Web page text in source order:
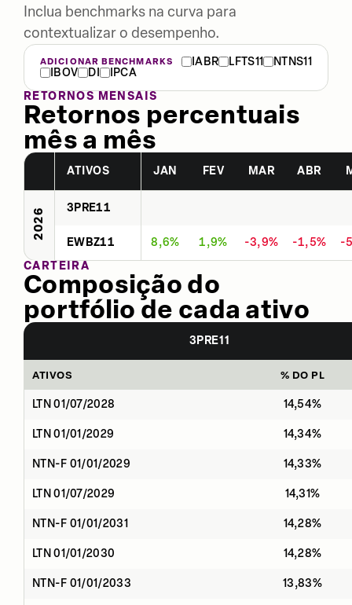
Inclua benchmarks na curva para
contextualizar o desempenho.
ADICIONAR BENCHMARKS IABR LFTS11
NTNS11
IBOV
DI
IPCA
RETORNOS MENSAIS
Retornos percentuais
mês a mês
ATIVOS JAN FEV MAR ABR
2026 3PRE11
EWBZ11 8,6% 1,9% -3,9% -1,5%
-
CARTEIRA
Composição do
portfólio de cada ativo
3PRE11
ATIVOS % DO PL
LTN 01/07/2028 14,54%
LTN 01/01/2029 14,34%
NTN-F 01/01/2029 14,33%
LTN 01/07/2029 14,31%
NTN-F 01/01/2031 14,28%
LTN 01/01/2030 14,28%
NTN-F 01/01/2033 13,83%